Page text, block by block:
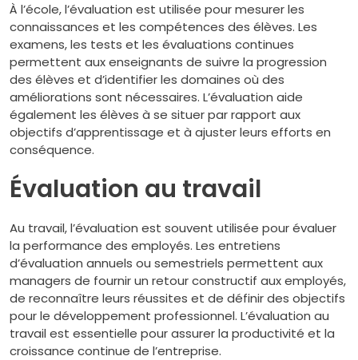
À l’école, l’évaluation est utilisée pour mesurer les
connaissances et les compétences des élèves. Les
examens, les tests et les évaluations continues
permettent aux enseignants de suivre la progression
des élèves et d’identifier les domaines où des
améliorations sont nécessaires. L’évaluation aide
également les élèves à se situer par rapport aux
objectifs d’apprentissage et à ajuster leurs efforts en
conséquence.
Évaluation au travail
Au travail, l’évaluation est souvent utilisée pour évaluer
la performance des employés. Les entretiens
d’évaluation annuels ou semestriels permettent aux
managers de fournir un retour constructif aux employés,
de reconnaître leurs réussites et de définir des objectifs
pour le développement professionnel. L’évaluation au
travail est essentielle pour assurer la productivité et la
croissance continue de l’entreprise.